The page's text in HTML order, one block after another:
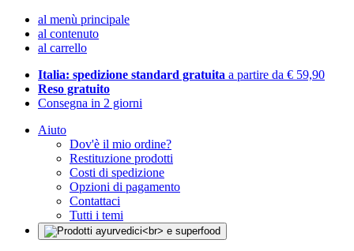
al menù principale
al contenuto
al carrello
Italia: spedizione standard gratuita a partire da € 59,90
Reso gratuito
Consegna in 2 giorni
Aiuto
Dov'è il mio ordine?
Restituzione prodotti
Costi di spedizione
Opzioni di pagamento
Contattaci
Tutti i temi